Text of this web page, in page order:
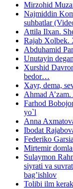
Mirzohid
Najmiddin
suhbatlar
Attila Ilxan.
Rajab Xolbek.
Abduhamid
Unutayin
Xurshid
bedor…
Xayr, dema,
Ahmad
Farhod
yo`l
Anna
Ibodat
Federiko
Mirtemir
Sulaymon
siyrati va
bag’ishlov
Tolibi ilm